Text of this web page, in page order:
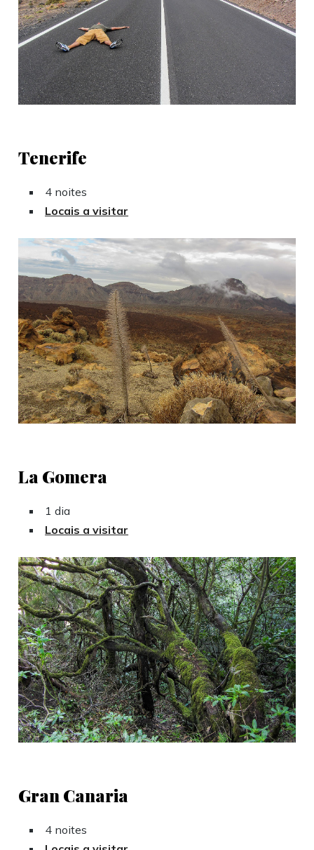
Tenerife
4 noites
Locais a visitar
La Gomera
1 dia
Locais a visitar
Gran Canaria
4 noites